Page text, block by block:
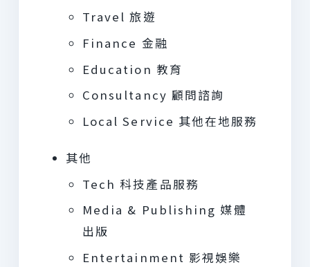
Travel 旅遊
Finance 金融
Education 教育
Consultancy 顧問諮詢
Local Service 其他在地服務
其他
Tech 科技產品服務
Media & Publishing 媒體
出版
Entertainment 影視娛樂